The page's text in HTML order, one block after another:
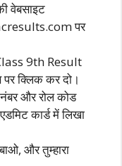
वेबसाइट
पर
9th Result
क्लिक कर दो।
और रोल कोड
कार्ड में लिखा
और तुम्हारा